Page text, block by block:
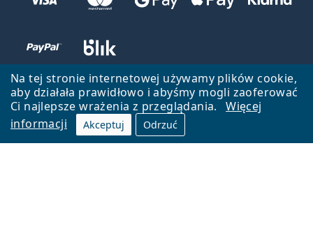
Na tej stronie internetowej używamy plików cookie,
aby działała prawidłowo i abyśmy mogli zaoferować
Ci najlepsze wrażenia z przeglądania.
Więcej
informacji
Akceptuj Odrzuć
Wróć do strony głównej